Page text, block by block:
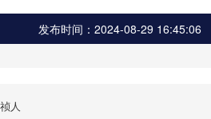
发布时间：2024-08-29 16:45:06
人